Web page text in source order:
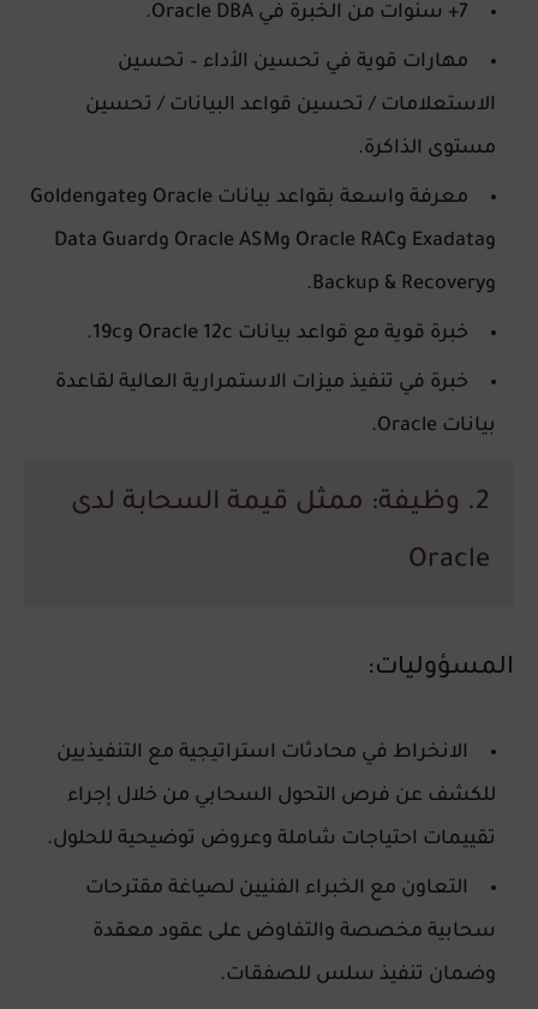
7+ سنوات من الخبرة في Oracle DBA.
مهارات قوية في تحسين الأداء – تحسين
الاستعلامات / تحسين قواعد البيانات / تحسين
مستوى الذاكرة.
معرفة واسعة بقواعد بيانات Oracle وGoldengate
وExadata وOracle RAC وOracle ASM وData Guard
وBackup & Recovery.
خبرة قوية مع قواعد بيانات Oracle 12c و19c.
خبرة في تنفيذ ميزات الاستمرارية العالية لقاعدة
بيانات Oracle.
2. وظيفة: ممثل قيمة السحابة لدى
Oracle
المسؤوليات:
الانخراط في محادثات استراتيجية مع التنفيذيين
للكشف عن فرص التحول السحابي من خلال إجراء
تقييمات احتياجات شاملة وعروض توضيحية للحلول.
التعاون مع الخبراء الفنيين لصياغة مقترحات
سحابية مخصصة والتفاوض على عقود معقدة
وضمان تنفيذ سلس للصفقات.